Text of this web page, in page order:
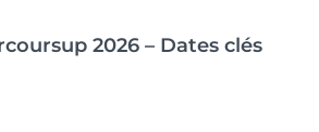
2026 – Dates clés